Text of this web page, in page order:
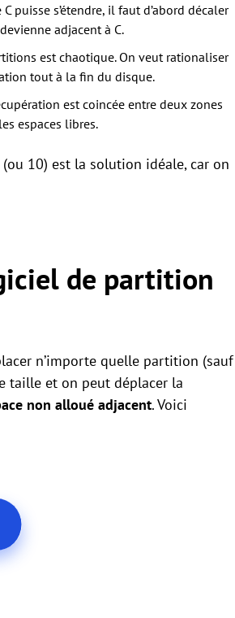
puisse s’étendre, il faut d’abord décaler
adjacent à C.
est chaotique. On veut rationaliser
tout à la fin du disque.
est coincée entre deux zones
espaces libres.
10) est la solution idéale, car on
de partition
n’importe quelle partition (sauf
taille et on peut déplacer la
non alloué adjacent. Voici